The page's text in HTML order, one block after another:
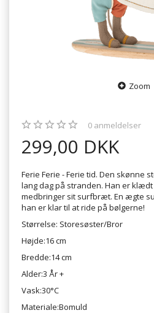
Zoom
0 anmeldelser
299,00 DKK
Ferie Ferie - Ferie tid. Den skønne
lang dag på stranden. Han er
medbringer sit surfbræt. En ægte
han er klar til at ride på bølgerne!
Størrelse: Storesøster/Bror
Højde:16 cm
Bredde:14 cm
Alder:3 År +
Vask:30°C
Materiale:Bomuld